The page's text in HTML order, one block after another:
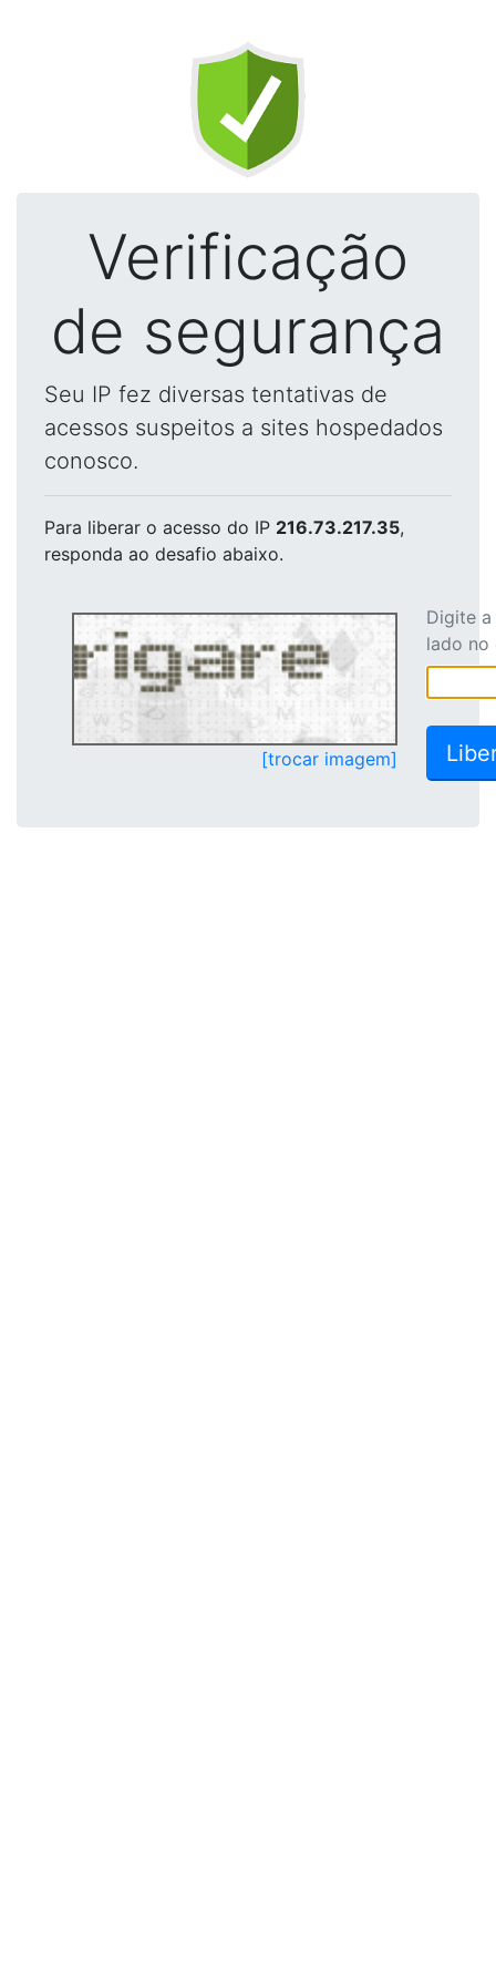
Verificação
de segurança
Seu IP fez diversas tentativas de
acessos suspeitos a sites hospedados
conosco.
Para liberar o acesso do IP 216.73.217.35,
responda ao desafio abaixo.
[trocar imagem]
Digite
lado no